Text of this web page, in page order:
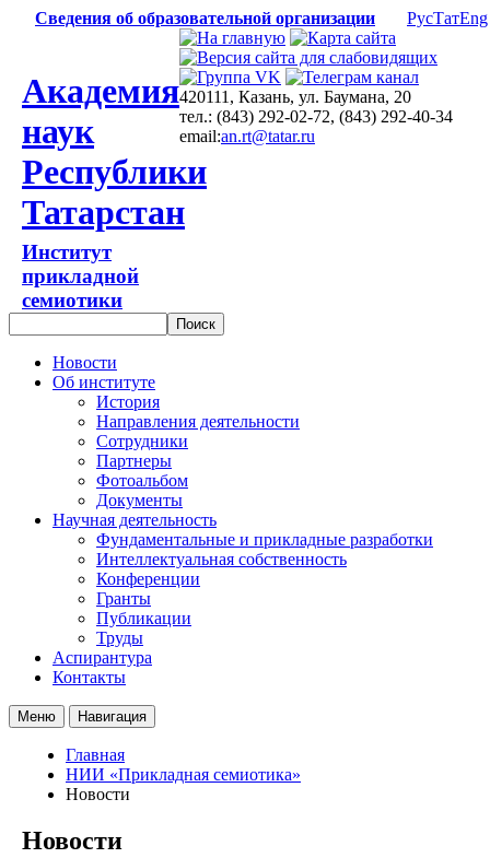
Сведения об образовательной организации РусТатEng
Академия
наук
Республики
Татарстан
Институт
прикладной
семиотики
420111, Казань, ул. Баумана, 20
тел.: (843) 292-02-72, (843) 292-40-34
email:an.rt@tatar.ru
Новости
Об институте
История
Направления деятельности
Сотрудники
Партнеры
Фотоальбом
Документы
Научная деятельность
Фундаментальные и прикладные разработки
Интеллектуальная собственность
Конференции
Гранты
Публикации
Труды
Аспирантура
Контакты
Меню Навигация
Главная
НИИ «Прикладная семиотика»
Новости
Новости